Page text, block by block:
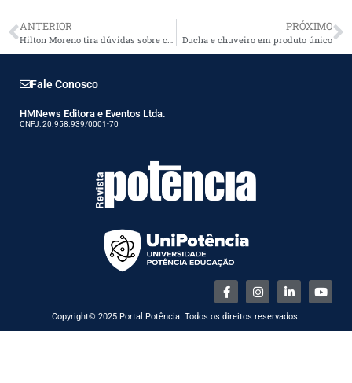
ANTERIOR
Hilton Moreno tira dúvidas sobre choques elétricos
PRÓXIMO
Ducha e chuveiro em produto único
Fale Conosco
HMNews Editora e Eventos Ltda.
CNPJ: 20.958.939/0001-70
Copyright© 2025 Portal Potência. Todos os direitos reservados.